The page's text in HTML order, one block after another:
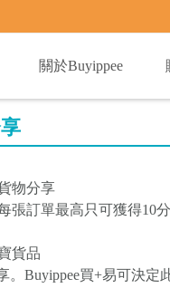
關於Buyippee
物分享
張訂單最高只可獲得10分
貨品
。Buyippee買+易可決